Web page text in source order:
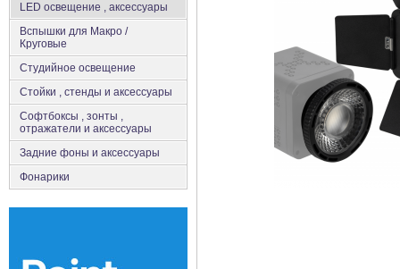
LED освещение , аксессуары
Вспышки для Макро /
Круговые
Студийное освещение
Стойки , стенды и аксессуары
Софтбоксы , зонты ,
отражатели и аксессуары
Задние фоны и аксессуары
Фонарики